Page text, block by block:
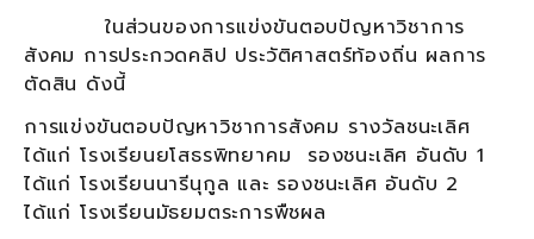
ในส่วนของการแข่งขันตอบปัญหาวิชาการ
สังคม การประกวดคลิป ประวัติศาสตร์ท้องถิ่น ผลการ
ตัดสิน ดังนี้
การแข่งขันตอบปัญหาวิชาการสังคม รางวัลชนะเลิศ
ได้แก่ โรงเรียนยโสธรพิทยาคม รองชนะเลิศ อันดับ 1
ได้แก่ โรงเรียนนารีนุกูล และ รองชนะเลิศ อันดับ 2
ได้แก่ โรงเรียนมัธยมตระการพืชผล